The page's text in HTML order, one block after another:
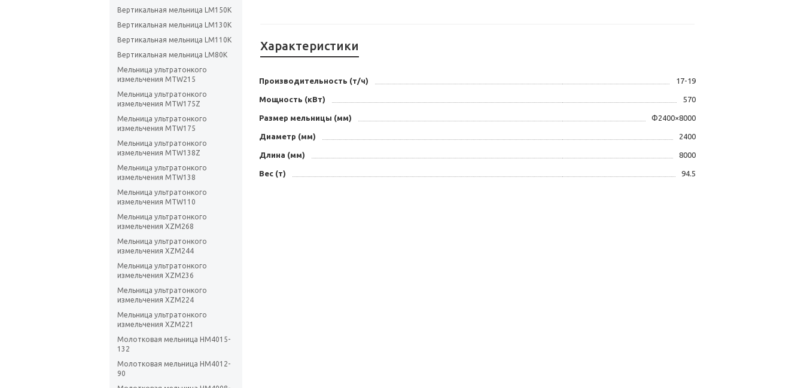
Вертикальная мельница LM150K
Вертикальная мельница LM130K
Вертикальная мельница LM110K
Вертикальная мельница LM80K
Мельница ультратонкого
измельчения MTW215
Мельница ультратонкого
измельчения MTW175Z
Мельница ультратонкого
измельчения MTW175
Мельница ультратонкого
измельчения MTW138Z
Мельница ультратонкого
измельчения MTW138
Мельница ультратонкого
измельчения MTW110
Мельница ультратонкого
измельчения XZM268
Мельница ультратонкого
измельчения XZM244
Мельница ультратонкого
измельчения XZM236
Мельница ультратонкого
измельчения XZM224
Мельница ультратонкого
измельчения XZM221
Молотковая мельница HM4015-
132
Молотковая мельница HM4012-
90
Характеристики
Производительность (т/ч) 17-19
Мощность (кВт) 570
Размер мельницы (мм) Φ2400×8000
Диаметр (мм) 2400
Длина (мм) 8000
Вес (т) 94.5